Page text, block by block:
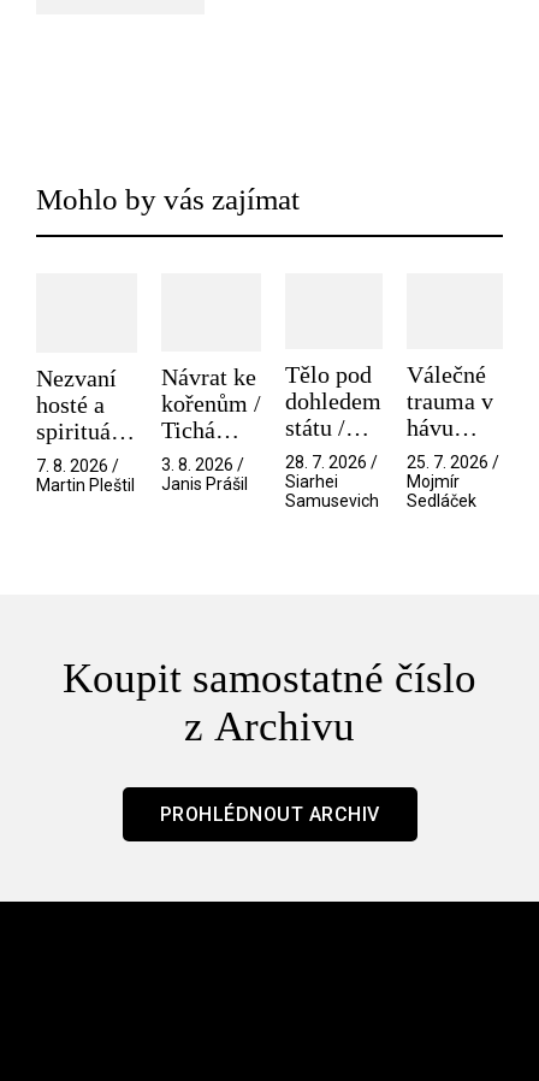
Mohlo by vás zajímat
Nezvaní
hosté a
spirituální
narušitelé
z vesmíru
7. 8. 2026 /
Martin Pleštil
Návrat ke
kořenům /
Tichá
přítelkyně
3. 8. 2026 /
Janis Prášil
Tělo pod
dohledem
státu /
Pramen
28. 7. 2026 /
Siarhei
Samusevich
Válečné
trauma v
hávu
spektáklu
/ Odyssea
25. 7. 2026 /
Mojmír
Sedláček
Koupit samostatné číslo
z Archivu
PROHLÉDNOUT ARCHIV